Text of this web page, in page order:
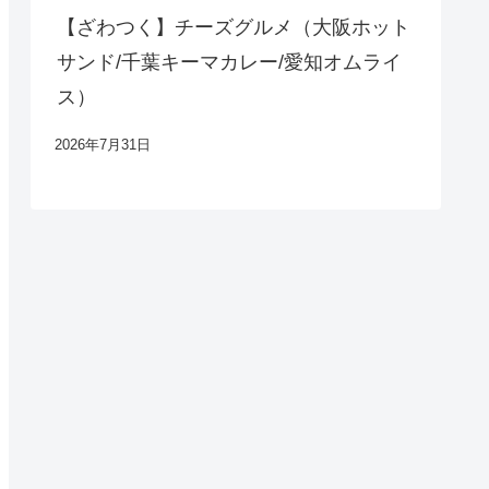
【ざわつく】チーズグルメ（大阪ホット
サンド/千葉キーマカレー/愛知オムライ
ス）
2026年7月31日